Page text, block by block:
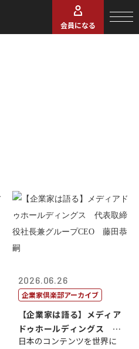
会員になる
2026.06.26
企業家倶楽部アーカイブ
【企業家は語る】メディア
ドゥホールディングス 代
表取締役社長...
日本のコンテンツを世界に